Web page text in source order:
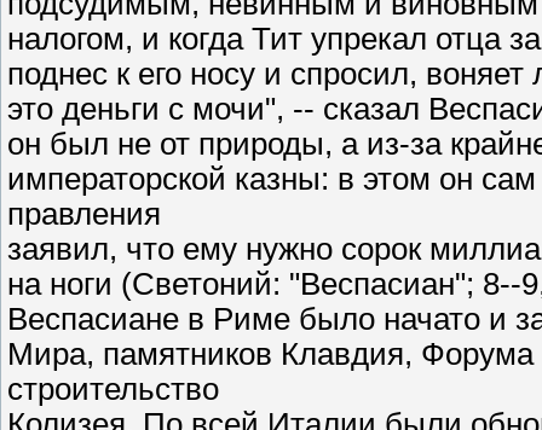
налогом, и когда Тит упрекал отца
поднес к его носу и спросил,
это деньги с мочи", -- сказал
он был не от природы, а из-за
императорской казны: в этом он
правления
заявил, что ему нужно сорок
на ноги (Светоний: "Веспасиан";
Веспасиане в Риме было начато и
Мира, памятников Клавдия, Форума
строительство